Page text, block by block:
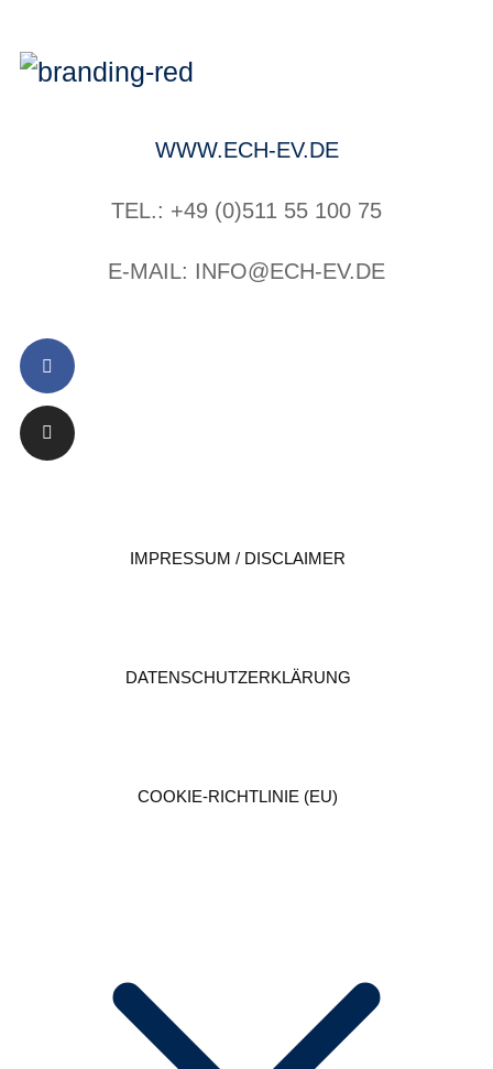
WWW.ECH-EV.DE
TEL.: +49 (0)511 55 100 75
E-MAIL: INFO@ECH-EV.DE
IMPRESSUM / DISCLAIMER
DATENSCHUTZ­ERKLÄRUNG
COOKIE-RICHTLINIE (EU)